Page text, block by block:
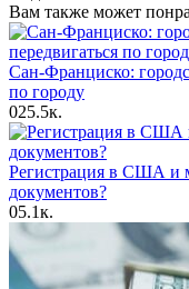
Вам также может
Сан-Франциско:
по городу
025.5к.
Регистрация в США и
документов?
05.1к.